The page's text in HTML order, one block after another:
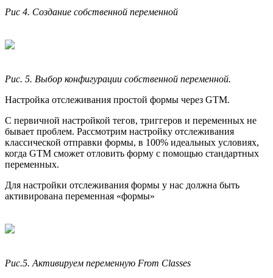
Рис 4. Создание собственной переменной
Рис. 5. Выбор конфигурации собственной переменной.
Настройка отслеживания простой формы через GTM.
С первичной настройкой тегов, триггеров и переменных не
бывает проблем. Рассмотрим настройку отслеживания
классической отправки формы, в 100% идеальных условиях,
когда GTM сможет отловить форму с помощью стандартных
переменных.
Для настройки отслеживания формы у нас должна быть
активирована переменная «формы»
Рис.5. Активируем переменную From Classes